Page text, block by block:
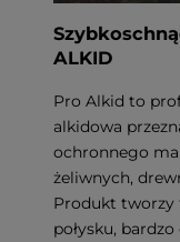
ALKID
Pro Alkid to
alkidowa
ochronnego
żeliwnych,
Produkt tworzy
połysku,